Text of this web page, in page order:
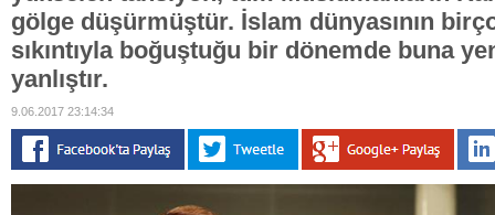
gölge düşürmüştür. İslam dünyasının
sıkıntıyla boğuştuğu bir dönemde buna
yanlıştır.
9.06.2017 23:14:34